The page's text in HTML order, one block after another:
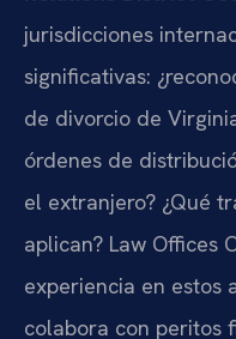
jurisdicciones
significativas:
de divorcio de
órdenes de
el extranjero? ¿Qué
aplican? Law Offices
experiencia en estos
colabora con peritos